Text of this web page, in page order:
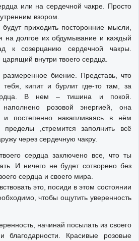
или на сердечной чакре. Просто
взором.
приходить посторонние мысли,
на долгое их обдумывание и каждый
к созерцанию сердечной чакры.
внутри твоего сердца.
биение. Представь, что
кипит и бурлит где-то там, за
В нем – тишина и покой.
наполнено розовой энергией, она
и постепенно накапливаясь в нём
пределы ,стремится заполнить всё
через сердечную чакру.
сердца заключено все, что ты
И ничего не будет сотворено без
сердца и своего мира.
это, посиди в этом состоянии
чтобы ощутить уверенность
начинай посылать из своего
Красивые розовые